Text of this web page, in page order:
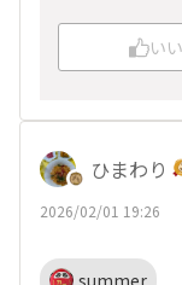
い
ひまわり
2026/02/01 19:26